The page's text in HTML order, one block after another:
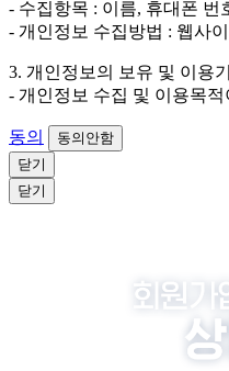
- 수집항목 : 이름, 휴대폰 번
- 개인정보 수집방법 : 웹사
3. 개인정보의 보유 및 이용
- 개인정보 수집 및 이용목적
동의
동의안함
닫기
닫기